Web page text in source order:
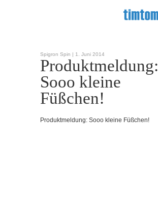
Spigron Spin | 1. Juni 2014
Produktmeldung:
Sooo kleine
Füßchen!
Produktmeldung: Sooo kleine Füßchen!